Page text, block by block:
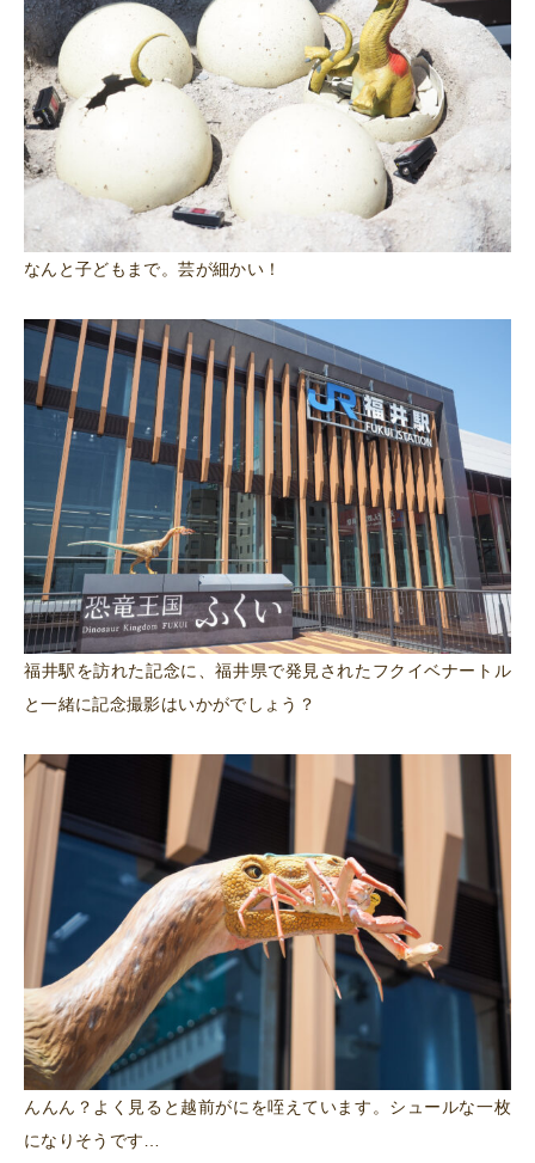
なんと子どもまで。芸が細かい！
福井駅を訪れた記念に、福井県で発見されたフクイベナートル
と一緒に記念撮影はいかがでしょう？
んんん？よく見ると越前がにを咥えています。シュールな一枚
になりそうです…